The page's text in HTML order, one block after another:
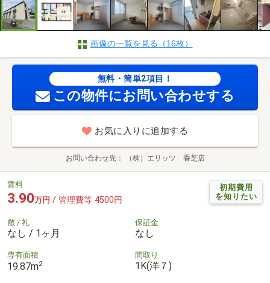
画像の一覧を見る（16枚）
無料・簡単2項目！
この物件にお問い合わせする
お気に入りに追加する
お問い合わせ先 （株）エリッツ 香芝店
初期費用
を知りたい
賃料
3.90万円 / 管理費等 4500円
敷 / 礼
なし / 1ヶ月
保証金
なし
専有面積
19.87m2
間取り
1K(洋７)